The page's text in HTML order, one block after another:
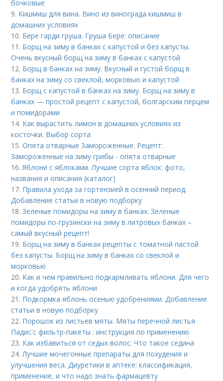
бочковые
9. Кишмиш для вина. Вино из винограда кишмиш в
домашних условиях
10. Бере гарди груша. Груша Бере: описание
11. Борщ на зиму в банках с капустой и без капусты.
Очень вкусный борщ на зиму в банках с капустой
12. Борщ в банках на зиму. Вкусный и густой борщ в
банках на зиму со свеклой, морковью и капустой
13. Борщ с капустой в банках на зиму. Борщ на зиму в
банках — простой рецепт с капустой, болгарским перцем
и помидорами
14. Как вырастить лимон в домашних условиях из
косточки. Выбор сорта
15.Опята отварные Замороженные. Рецепт:
Замороженные на зиму грибы - опята отварные
16.Яблони с яблоками. Лучшие сорта яблок: фото,
названия и описания (каталог)
17. Правила ухода за гортензией в осенний период.
Добавление статьи в новую подборку
18.Зеленые помидоры на зиму в банках. Зеленые
помидоры по-грузински на зиму в литровых банках –
самый вкусный рецепт!
19. Борщ на зиму в банках рецепты с томатной пастой
без капусты. Борщ на зиму в банках со свеклой и
морковью
20. Как и чем правильно подкармливать яблони. Для чего
и когда удобрять яблони
21. Подкормка яблонь осенью удобрениями. Добавление
статьи в новую подборку
22. Порошок из листьев мяты. Мяты перечной листья
Падис'с фильтр-пакеты : инструкция по применению
23. Как избавиться от седых волос. Что такое седина
24.Лучшие мочегонные препараты для похудения и
улучшения веса. Диуретики в аптеке: классификация,
применение, и что надо знать фармацевту